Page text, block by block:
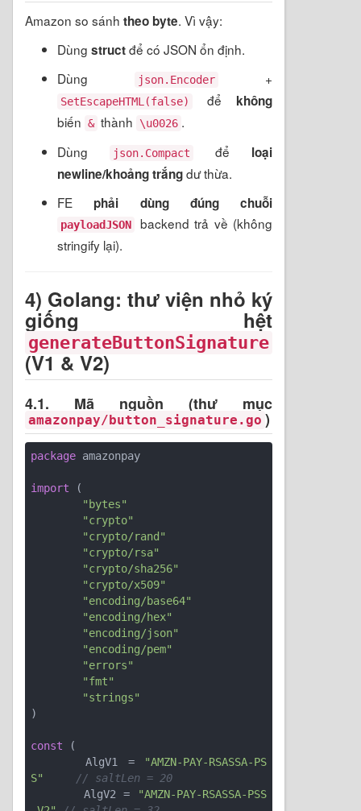
Amazon so sánh theo byte. Vì vậy:
Dùng structđể có JSON ổn định.
Dùng
json.Encoder +
SetEscapeHTML(false) để không
biến & thành \u0026 .
Dùng
json.Compact để loại
newline/khoảng trắngdư thừa.
FE phải dùng đúng chuỗi
payloadJSON
backend trả về (không
stringify lại).
4) Golang: thư viện nhỏ ký
giống hệt
generateButtonSignature
(V1 & V2)
4.1. Mã nguồn (thư mục
amazonpay/button_signature.go )
package amazonpay
import (
"bytes"
"crypto"
"crypto/rand"
"crypto/rsa"
"crypto/sha256"
"crypto/x509"
"encoding/base64"
"encoding/hex"
"encoding/json"
"encoding/pem"
"errors"
"fmt"
"strings"
)
const (
	AlgV1 =
"AMZN-PAY-RSASSA-PS
S"
// saltLen = 20
	AlgV2 =
"AMZN-PAY-RSASSA-PSS